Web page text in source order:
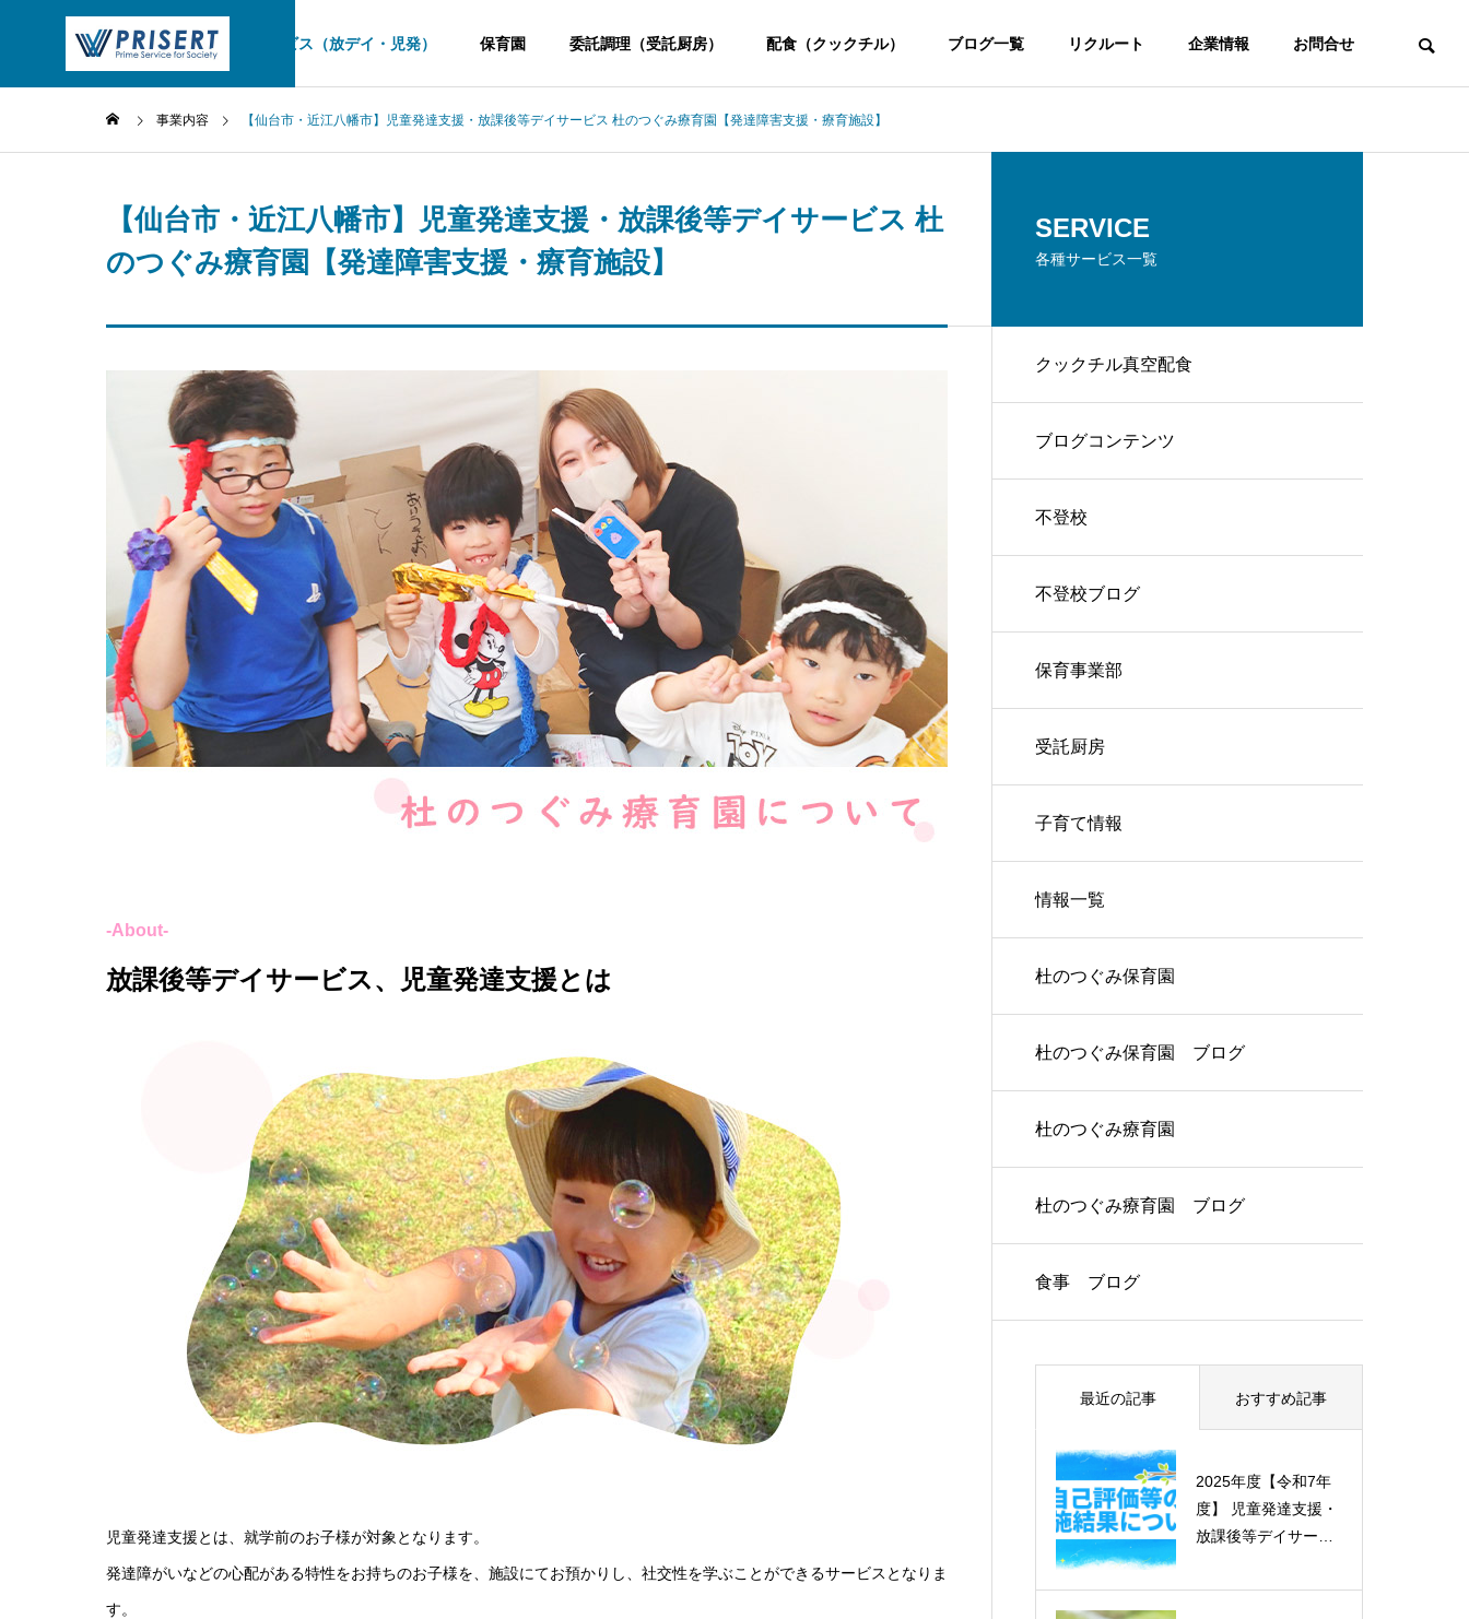
TOP 児童福祉サービス（放デイ・児発） 保育園 委託調理（受託厨房） 配食（クックチル） ブログ一覧 リクルート 企業情報 お問合せ
事業内容 【仙台市・近江八幡市】児童発達支援・放課後等デイサービス 杜のつぐみ療育園【発達障害支援・療育施設】
【仙台市・近江八幡市】児童発達支援・放課後等デイサービス 杜
のつぐみ療育園【発達障害支援・療育施設】
-About-
放課後等デイサービス、児童発達支援とは
児童発達支援とは、就学前のお子様が対象となります。
発達障がいなどの心配がある特性をお持ちのお子様を、施設にてお預かりし、社交性を学ぶことができるサービスとなりま
す。
SERVICE
各種サービス一覧
クックチル真空配食
ブログコンテンツ
不登校
不登校ブログ
保育事業部
受託厨房
子育て情報
情報一覧
杜のつぐみ保育園
杜のつぐみ保育園 ブログ
杜のつぐみ療育園
杜のつぐみ療育園 ブログ
食事 ブログ
最近の記事 おすすめ記事
2025年度【令和7年
度】 児童発達支援・
放課後等デイサービ
施結果【2026年3月
2025年度【令和7年
度】 児童発達支援・
放課後等デイサービ
施結果【2026年3月